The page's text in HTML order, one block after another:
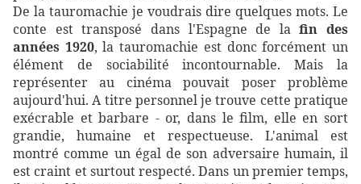
De la tauromachie je voudrais dire quelques mots. Le
conte est transposé dans l'Espagne de lafin des
années 1920, la tauromachie est donc forcément un
élément de sociabilité incontournable. Mais la
représenter au cinéma pouvait poser problème
aujourd'hui. A titre personnel je trouve cette pratique
exécrable et barbare - or, dans le film, elle en sort
grandie, humaine et respectueuse. L'animal est
montré comme un égal de son adversaire humain, il
est craint et surtout respecté. Dans un premier temps,